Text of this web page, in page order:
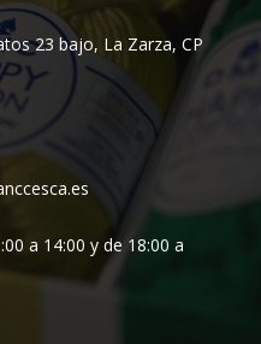
23 bajo, La Zarza, CP
a 14:00 y de 18:00 a